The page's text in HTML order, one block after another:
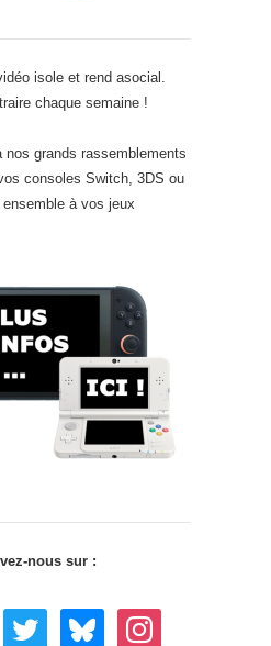
isole et rend asocial.
chaque semaine !
nos grands rassemblements
consoles Switch, 3DS ou
à vos jeux
nous sur :
twitter bluesky instagram